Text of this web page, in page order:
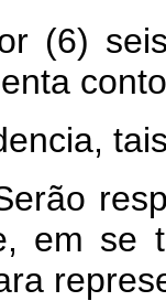
(6)
em se